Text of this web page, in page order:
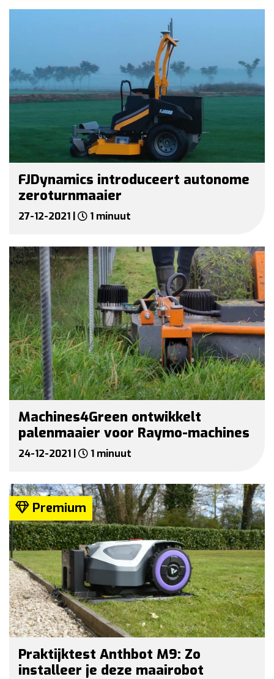
FJDynamics introduceert autonome
zeroturnmaaier
27-12-2021 | 1 minuut
Machines4Green ontwikkelt
palenmaaier voor Raymo-machines
24-12-2021 | 1 minuut
Premium
Praktijktest Anthbot M9: Zo
installeer je deze maairobot